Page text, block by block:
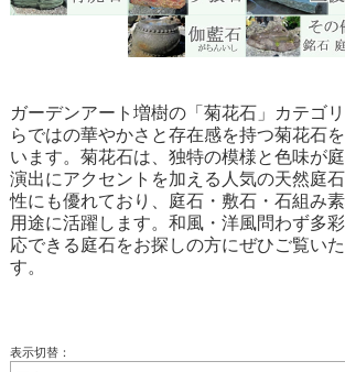
ガーデンアート増樹の「菊花石」カテゴ
らではの華やかさと存在感を持つ菊花石
います。菊花石は、独特の模様と色味が
演出にアクセントを加える人気の天然庭
性にも優れており、庭石・敷石・石組み
用途に活躍します。和風・洋風問わず多
応できる庭石をお探しの方にぜひご覧い
す。
表示切替：